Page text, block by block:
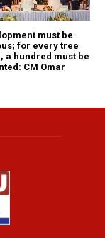
must be
for every tree
a hundred must be
CM Omar